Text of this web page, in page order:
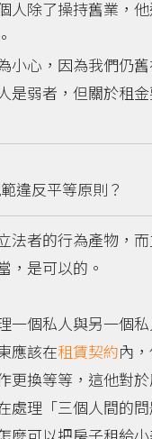
人除了操持舊業，
心，因為我們仍舊
是弱者，但關於租
違反平等原則？
者的行為產物，而
，是可以的。
個私人與另一個私
應該在租賃契約內
更換等等，這他對
處理「三個人間的